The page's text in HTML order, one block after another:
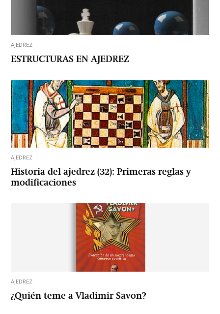
AJEDREZ
ESTRUCTURAS EN AJEDREZ
AJEDREZ
Historia del ajedrez (32): Primeras reglas y
modificaciones
AJEDREZ
¿Quién teme a Vladimir Savon?